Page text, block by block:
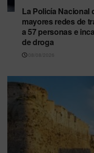
La Policía Nacional
mayores redes de
a 57 personas e
de droga
08/08/2026